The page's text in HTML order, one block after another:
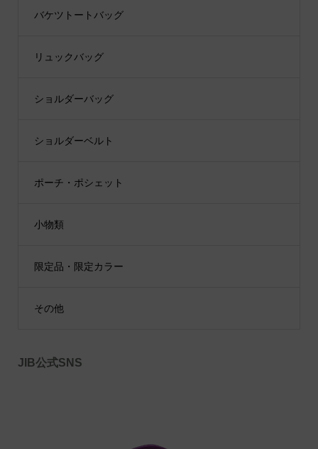
バケツトートバッグ
リュックバッグ
ショルダーバッグ
ショルダーベルト
ポーチ・ポシェット
小物類
限定品・限定カラー
その他
JIB公式SNS